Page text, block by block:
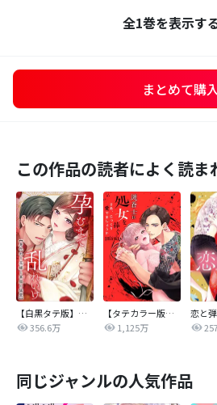
全1巻を表示す
まとめて購
この作品の読者によく読ま
【白黒タテ版】孕むまで乱れいけ～身代わり花嫁と軍服の猛愛
356.6万
【タテカラー版】漣蒼士に処女を捧ぐ～さあ、じっくり愛でましょうか
1,125万
恋と
同じジャンルの人気作品